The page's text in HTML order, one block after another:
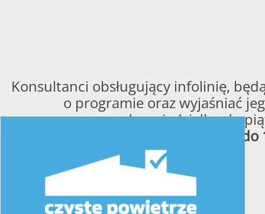
Konsultanci obsługujący infolinię,
o programie oraz wyjaśniać
od poniedziałku do
od 8:00